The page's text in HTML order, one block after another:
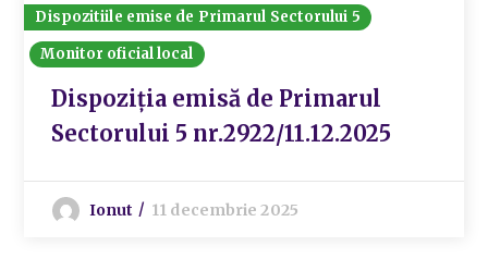
Dispozitiile emise de Primarul Sectorului 5
Monitor oficial local
Dispoziția emisă de Primarul
Sectorului 5 nr.2922/11.12.2025
Ionut 11 decembrie 2025